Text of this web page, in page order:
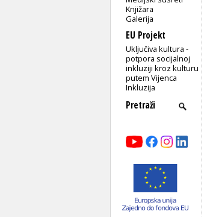
Knjižara
Galerija
EU Projekt
Uključiva kultura -
potpora socijalnoj
inkluziji kroz kulturu
putem Vijenca
Inkluzija